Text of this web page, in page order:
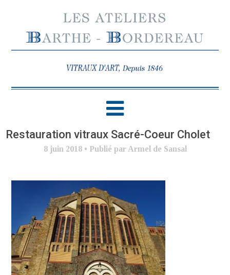
Restauration vitraux Sacré-Coeur Cholet
8 juin 2018• Publié par Armel de Sansal